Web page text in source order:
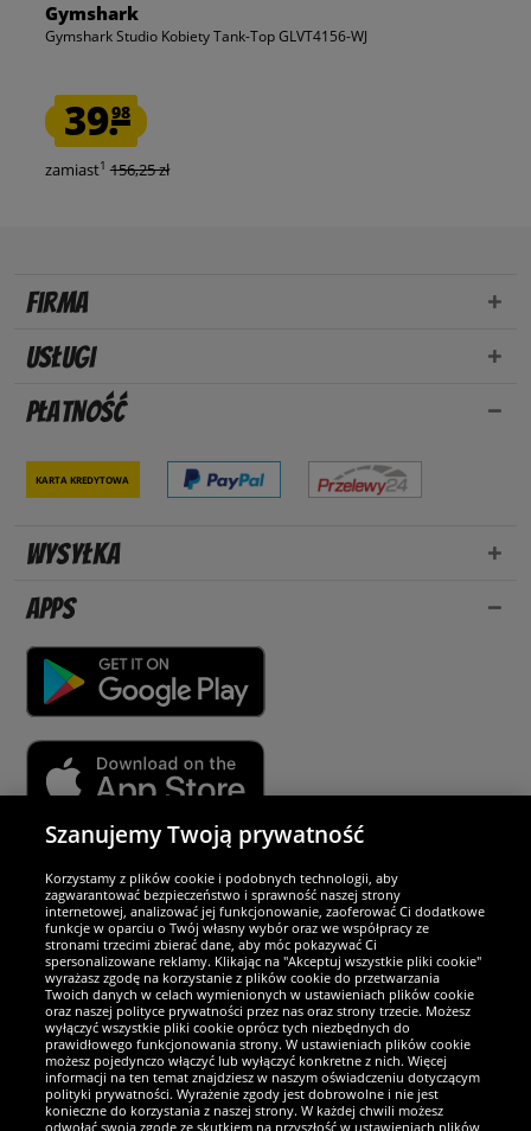
Gymshark
Gymshark Studio Kobiety Tank-Top GLVT4156-WJ
39.98
zamiast1 156,25 zł
Firma
Usługi
Płatność
Karta kredytowa
Wysyłka
Apps
Partnerzy i bezpieczeństwo
Jesteśmy wyjątkowi
Szanujemy Twoją prywatność
Korzystamy z plików cookie i podobnych technologii, aby
zagwarantować bezpieczeństwo i sprawność naszej strony
internetowej, analizować jej funkcjonowanie, zaoferować Ci dodatkowe
funkcje w oparciu o Twój własny wybór oraz we współpracy ze
stronami trzecimi zbierać dane, aby móc pokazywać Ci
spersonalizowane reklamy. Klikając na "Akceptuj wszystkie pliki cookie"
wyrażasz zgodę na korzystanie z plików cookie do przetwarzania
Twoich danych w celach wymienionych w ustawieniach plików cookie
oraz naszej polityce prywatności przez nas oraz strony trzecie. Możesz
wyłączyć wszystkie pliki cookie oprócz tych niezbędnych do
prawidłowego funkcjonowania strony. W ustawieniach plików cookie
możesz pojedynczo włączyć lub wyłączyć konkretne z nich. Więcej
informacji na ten temat znajdziesz w naszym oświadczeniu dotyczącym
polityki prywatności. Wyrażenie zgody jest dobrowolne i nie jest
konieczne do korzystania z naszej strony. W każdej chwili możesz
odwołać swoją zgodę ze skutkiem na przyszłość w ustawieniach plików